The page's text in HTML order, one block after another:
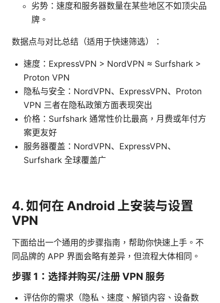
劣势：速度和服务器数量在某些地区不如顶尖品
牌。
数据点与对比总结（适用于快速筛选）：
速度：ExpressVPN > NordVPN ≈ Surfshark >
Proton VPN
隐私与安全：NordVPN、ExpressVPN、Proton
VPN 三者在隐私政策方面表现突出
价格：Surfshark 通常性价比最高，月费或年付方
案更友好
服务器覆盖：NordVPN、ExpressVPN、
Surfshark 全球覆盖广
4. 如何在 Android 上安装与设置
VPN
下面给出一个通用的步骤指南，帮助你快速上手。不
同品牌的 APP 界面会略有差异，但流程大体相同。
步骤 1：选择并购买/注册 VPN 服务
评估你的需求（隐私、速度、解锁内容、设备数